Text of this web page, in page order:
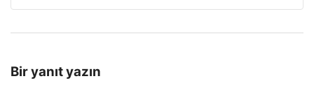
Bir yanıt yazın